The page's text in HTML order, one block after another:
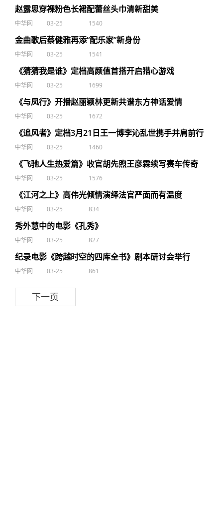
赵露思穿裸粉色长裙配蕾丝头巾清新甜美
中华网 03-25 1540
金曲歌后蔡健雅再添“配乐家”新身份
中华网 03-25 1541
《猜猜我是谁》定档高颜值首搭开启猎心游戏
中华网 03-25 1699
《与凤行》开播赵丽颖林更新共谱东方神话爱情
中华网 03-25 1672
《追风者》定档3月21日王一博李沁乱世携手并肩前行
中华网 03-25 1460
《飞驰人生热爱篇》收官胡先煦王彦霖续写赛车传奇
中华网 03-25 1576
《江河之上》高伟光倾情演绎法官严面而有温度
中华网 03-25 834
秀外慧中的电影《孔秀》
中华网 03-25 827
纪录电影《跨越时空的四库全书》剧本研讨会举行
中华网 03-25 861
下一页